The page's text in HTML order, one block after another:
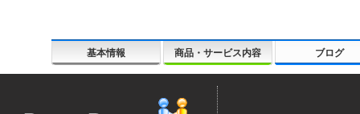
基本情報 商品・サービス内容 ブログ